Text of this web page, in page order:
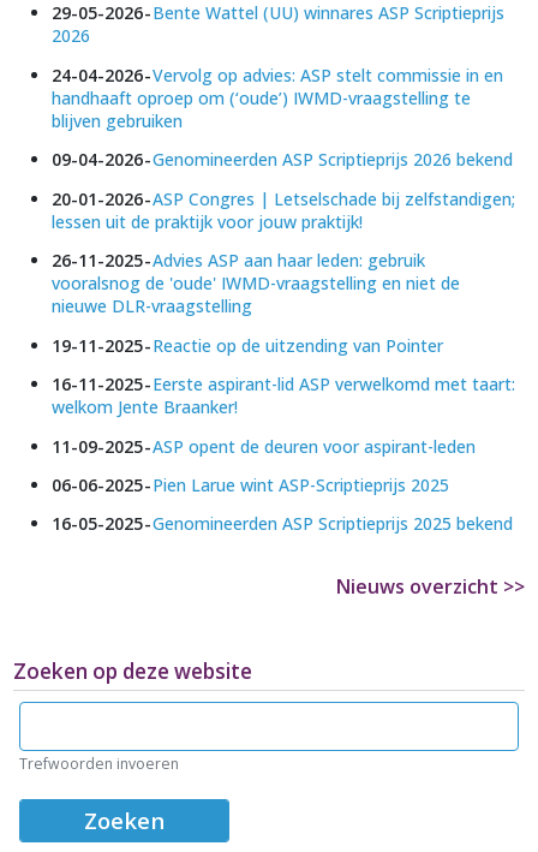
29-05-2026 Bente Wattel (UU) winnares ASP Scriptieprijs
2026
24-04-2026 Vervolg op advies: ASP stelt commissie in en
handhaaft oproep om (‘oude’) IWMD-vraagstelling te
blijven gebruiken
09-04-2026 Genomineerden ASP Scriptieprijs 2026 bekend
20-01-2026 ASP Congres | Letselschade bij zelfstandigen;
lessen uit de praktijk voor jouw praktijk!
26-11-2025 Advies ASP aan haar leden: gebruik
vooralsnog de 'oude' IWMD-vraagstelling en niet de
nieuwe DLR-vraagstelling
19-11-2025 Reactie op de uitzending van Pointer
16-11-2025 Eerste aspirant-lid ASP verwelkomd met taart:
welkom Jente Braanker!
11-09-2025 ASP opent de deuren voor aspirant-leden
06-06-2025 Pien Larue wint ASP-Scriptieprijs 2025
16-05-2025 Genomineerden ASP Scriptieprijs 2025 bekend
Nieuws overzicht >>
Zoeken op deze website
Zoeken
Trefwoorden invoeren